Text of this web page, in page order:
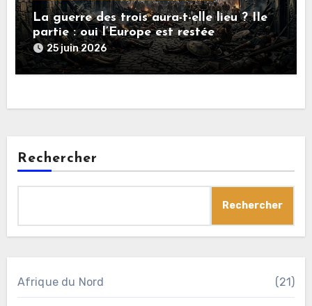
La guerre des trois aura-t-elle lieu ? IIe
partie : oui l’Europe est restée
rationnelle !
25 juin 2026
Rechercher
Rechercher
Afrique du Nord (21)